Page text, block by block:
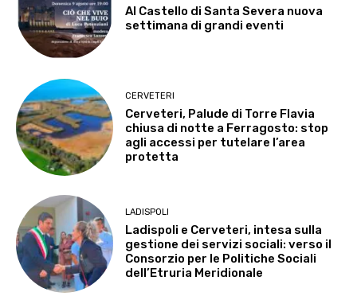
Al Castello di Santa Severa nuova
settimana di grandi eventi
CERVETERI
Cerveteri, Palude di Torre Flavia
chiusa di notte a Ferragosto: stop
agli accessi per tutelare l’area
protetta
LADISPOLI
Ladispoli e Cerveteri, intesa sulla
gestione dei servizi sociali: verso il
Consorzio per le Politiche Sociali
dell’Etruria Meridionale